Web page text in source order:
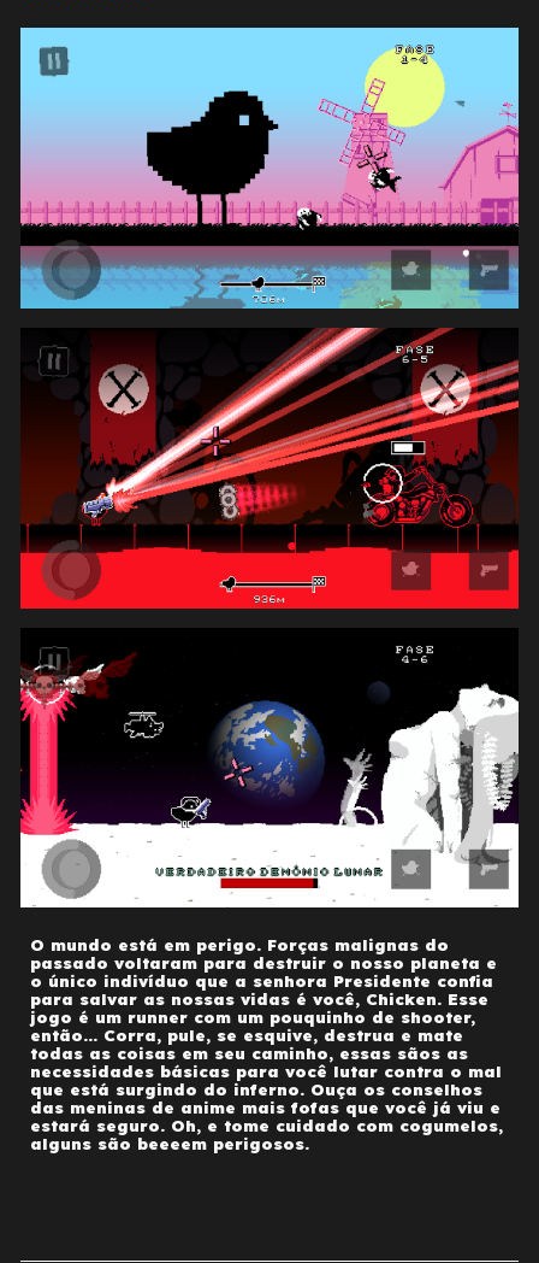
O mundo está em perigo. Forças malignas do
passado voltaram para destruir o nosso planeta e
o único indivíduo que a senhora Presidente confia
para salvar as nossas vidas é você, Chicken. Esse
jogo é um runner com um pouquinho de shooter,
então... Corra, pule, se esquive, destrua e mate
todas as coisas em seu caminho, essas sãos as
necessidades básicas para você lutar contra o mal
que está surgindo do inferno. Ouça os conselhos
das meninas de anime mais fofas que você já viu e
estará seguro. Oh, e tome cuidado com cogumelos,
alguns são beeeem perigosos.